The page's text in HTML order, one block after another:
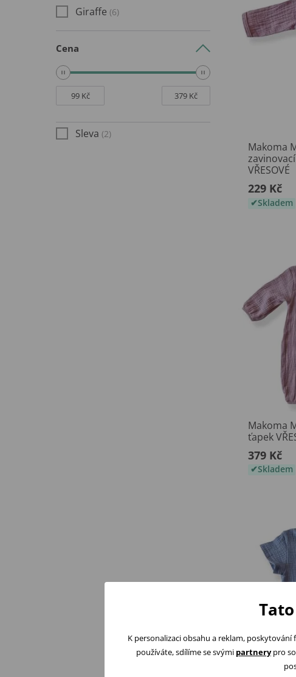
Giraffe (6)
Cena
Sleva (2)
Makoma
VŘESOVÉ
229 Kč
Skladem
Makoma
ťapek
379 Kč
Skladem
K personalizaci obsahu a reklam,
používáte, sdílíme se svými partnerypro